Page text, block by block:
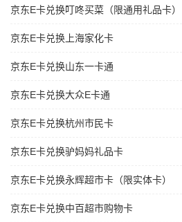
京东E卡兑换叮咚买菜（限通用礼品卡）
京东E卡兑换上海家化卡
京东E卡兑换山东一卡通
京东E卡兑换大众E卡通
京东E卡兑换杭州市民卡
京东E卡兑换驴妈妈礼品卡
京东E卡兑换永辉超市卡（限实体卡）
京东E卡兑换中百超市购物卡